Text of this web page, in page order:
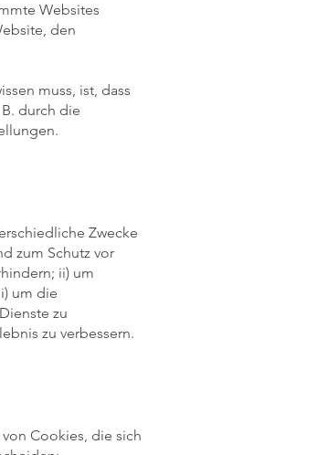
Websites
den
muss, ist, dass
durch die
Zwecke
zum Schutz vor
ii) um
um die
zu
zu verbessern.
Cookies, die sich